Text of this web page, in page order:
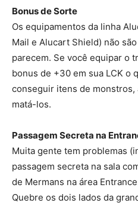
Bonus de Sorte
Os equipamentos da linha
Mail e Alucart Shield) não
parecem. Se você equipar o
bonus de +30 em sua LCK o
conseguir itens de monstros,
matá-los.
Passagem Secreta na
Muita gente tem problemas
passagem secreta na sala
de Mermans na área
Quebre os dois lados da